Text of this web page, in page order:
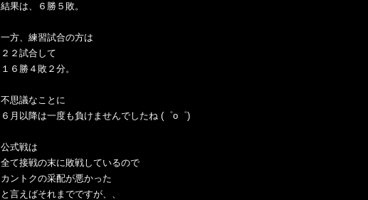
結果は、６勝５敗。
一方、練習試合の方は
２２試合して
１６勝４敗２分。
不思議なことに
６月以降は一度も負けませんでしたね (゜o゜)
公式戦は
全て接戦の末に敗戦しているので
カントクの采配が悪かった
と言えばそれまでですが、、